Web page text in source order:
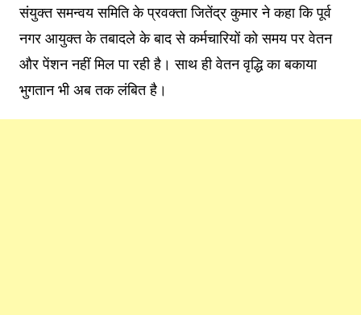
संयुक्त समन्वय समिति के प्रवक्ता जितेंद्र कुमार ने कहा कि पूर्व
नगर आयुक्त के तबादले के बाद से कर्मचारियों को समय पर वेतन
और पेंशन नहीं मिल पा रही है। साथ ही वेतन वृद्धि का बकाया
भुगतान भी अब तक लंबित है।